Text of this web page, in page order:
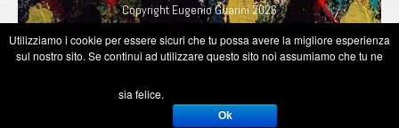
Copyright Eugenio Guarini 2026
Utilizziamo i cookie per essere sicuri che tu possa avere la migliore esperienza
sul nostro sito. Se continui ad utilizzare questo sito noi assumiamo che tu ne
sia felice.
Ok